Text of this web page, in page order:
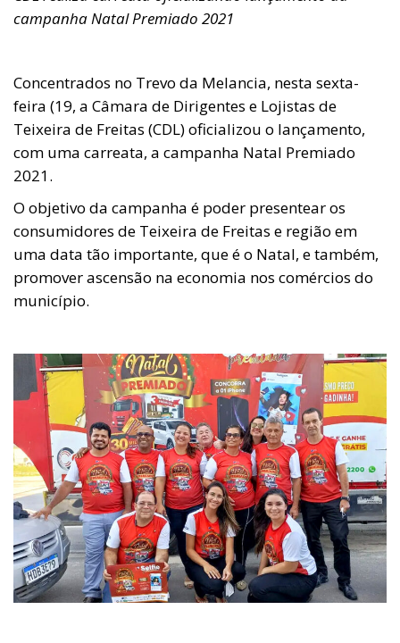
campanha Natal Premiado 2021
Concentrados no Trevo da Melancia, nesta sexta-
feira (19, a Câmara de Dirigentes e Lojistas de
Teixeira de Freitas (CDL) oficializou o lançamento,
com uma carreata, a campanha Natal Premiado
2021.
O objetivo da campanha é poder presentear os
consumidores de Teixeira de Freitas e região em
uma data tão importante, que é o Natal, e também,
promover ascensão na economia nos comércios do
município.